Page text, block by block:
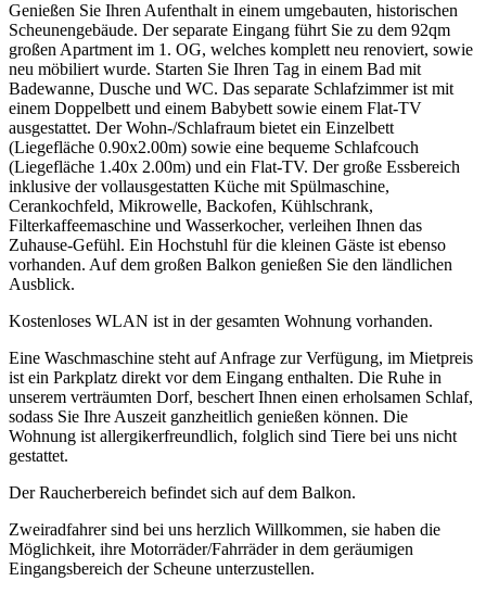
Genießen Sie Ihren Aufenthalt in einem umgebauten, historischen
Scheunengebäude. Der separate Eingang führt Sie zu dem 92qm
großen Apartment im 1. OG, welches komplett neu renoviert, sowie
neu möbiliert wurde. Starten Sie Ihren Tag in einem Bad mit
Badewanne, Dusche und WC. Das separate Schlafzimmer ist mit
einem Doppelbett und einem Babybett sowie einem Flat-TV
ausgestattet. Der Wohn-/Schlafraum bietet ein Einzelbett
(Liegefläche 0.90x2.00m) sowie eine bequeme Schlafcouch
(Liegefläche 1.40x 2.00m) und ein Flat-TV. Der große Essbereich
inklusive der vollausgestatten Küche mit Spülmaschine,
Cerankochfeld, Mikrowelle, Backofen, Kühlschrank,
Filterkaffeemaschine und Wasserkocher, verleihen Ihnen das
Zuhause-Gefühl. Ein Hochstuhl für die kleinen Gäste ist ebenso
vorhanden. Auf dem großen Balkon genießen Sie den ländlichen
Ausblick.
Kostenloses WLAN ist in der gesamten Wohnung vorhanden.
Eine Waschmaschine steht auf Anfrage zur Verfügung, im Mietpreis
ist ein Parkplatz direkt vor dem Eingang enthalten. Die Ruhe in
unserem verträumten Dorf, beschert Ihnen einen erholsamen Schlaf,
sodass Sie Ihre Auszeit ganzheitlich genießen können. Die
Wohnung ist allergikerfreundlich, folglich sind Tiere bei uns nicht
gestattet.
Der Raucherbereich befindet sich auf dem Balkon.
Zweiradfahrer sind bei uns herzlich Willkommen, sie haben die
Möglichkeit, ihre Motorräder/Fahrräder in dem geräumigen
Eingangsbereich der Scheune unterzustellen.